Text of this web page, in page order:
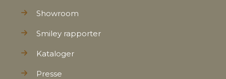
Showroom
Smiley rapporter
Kataloger
Presse